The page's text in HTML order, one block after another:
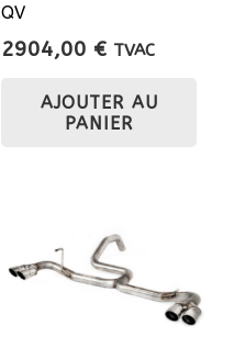
QV
2904,00 € TVAC
AJOUTER AU
PANIER